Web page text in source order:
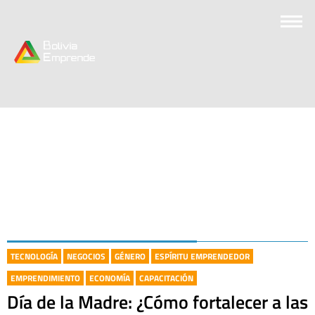
TECNOLOGÍA NEGOCIOS GÉNERO
ESPÍRITU EMPRENDEDOR
EMPRENDIMIENTO
ECONOMÍA CAPACITACIÓN
Día de la Madre: ¿Cómo fortalecer a las